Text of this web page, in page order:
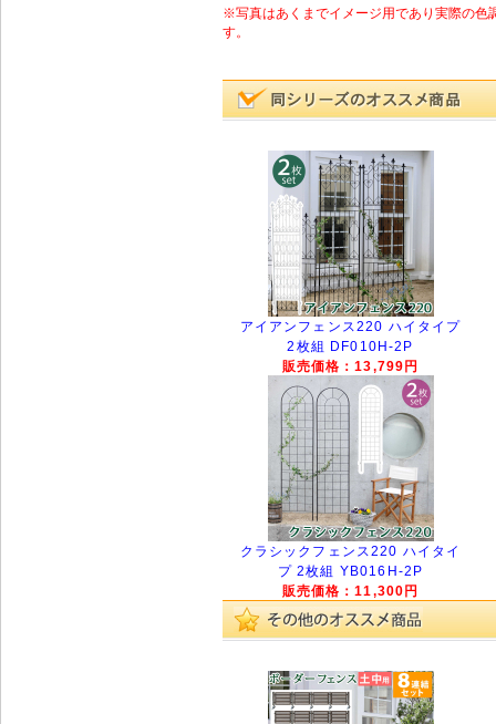
※写真はあくまでイメージ用であり実際の色
す。
アイアンフェンス220 ハイタイプ
2枚組 DF010H-2P
販売価格：13,799円
クラシックフェンス220 ハイタイ
プ 2枚組 YB016H-2P
販売価格：11,300円